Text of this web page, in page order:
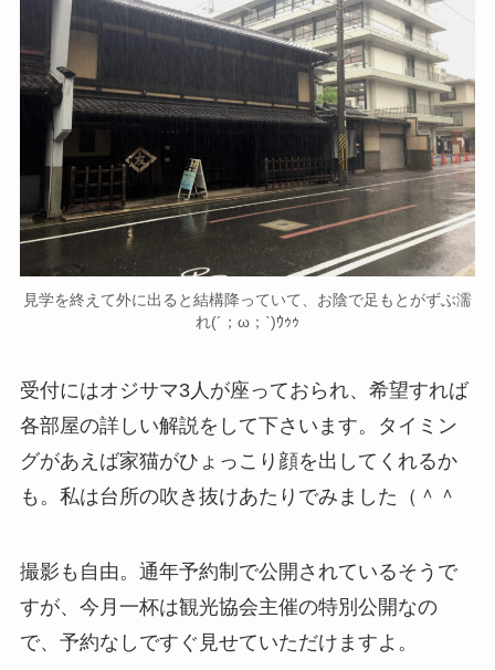
見学を終えて外に出ると結構降っていて、お陰で足もとがずぶ濡
れ(´；ω；`)ｳｩｩ
受付にはオジサマ3人が座っておられ、希望すれば
各部屋の詳しい解説をして下さいます。タイミン
グがあえば家猫がひょっこり顔を出してくれるか
も。私は台所の吹き抜けあたりでみました（＾＾
撮影も自由。通年予約制で公開されているそうで
すが、今月一杯は観光協会主催の特別公開なの
で、予約なしですぐ見せていただけますよ。